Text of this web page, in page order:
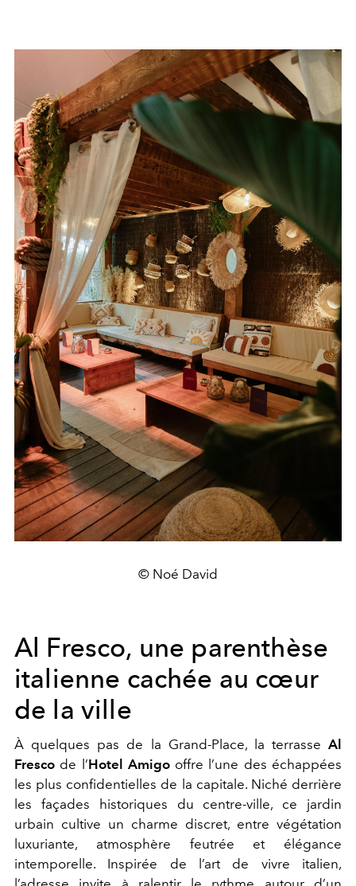
© Noé David
Al Fresco, une parenthèse
italienne cachée au cœur
de la ville
À quelques pas de la Grand-Place, la terrasse Al
Fresco de l’Hotel Amigooffre l’une des échappées
les plus confidentielles de la capitale. Niché derrière
les façades historiques du centre-ville, ce jardin
urbain cultive un charme discret, entre végétation
luxuriante, atmosphère feutrée et élégance
intemporelle. Inspirée de l’art de vivre italien,